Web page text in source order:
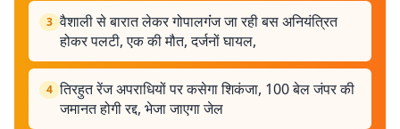
3 वैशाली से बारात लेकर गोपालगंंज जा रही बस अनियंत्रित
होकर पलटी, एक की मौत, दर्जनों घायल,
4 तिरहुत रेंज अपराधियों पर कसेगा शिकंजा, 100 बेल जंपर की
जमानत होगी रद्द, भेजा जाएगा जेल